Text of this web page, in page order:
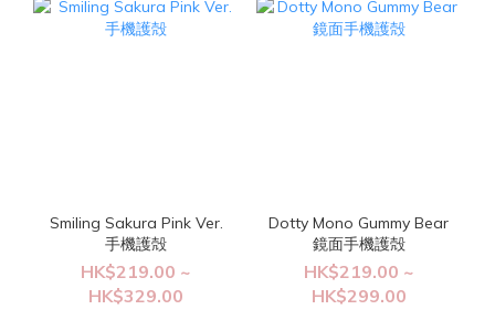
Smiling Sakura Pink Ver.
手機護殻
HK$219.00 ~
HK$329.00
Dotty Mono Gummy Bear
鏡面手機護殻
HK$219.00 ~
HK$299.00